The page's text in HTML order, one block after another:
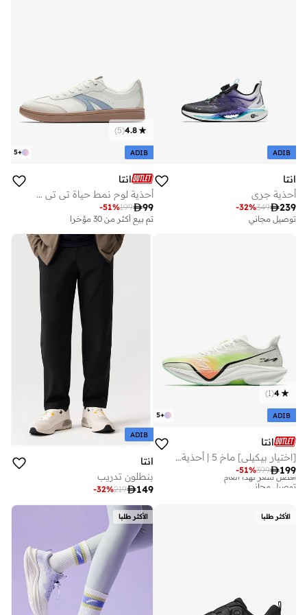
ADIB
انتا
أحذية جري
239
349
-32%
توصيل مجاني
+
5
4.8
(
5
)
ADIB
انتا
أحذية لوح نمط حياة تي تي لايت
99
199
-51%
تم بيع أكثر من 30 مؤخرا
+
5
4
(
1
)
ADIB
انتا
[اختيار بيكيلي] ماخ 5 | أحذية جري احترافية بتقنية النيتروجين للتدريب على السباقات لمسافات متوسطة وطويلة
199
399
-51%
أفضل سعر لهذا العام
توصيل مجاني
ADIB
انتا
بنطلون تدريب
149
219
-32%
الأكثر طلبا الأكثر طلبا